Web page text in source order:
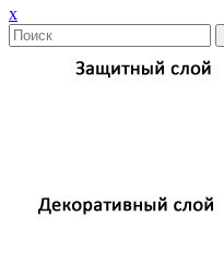
xЗакрыть
меню